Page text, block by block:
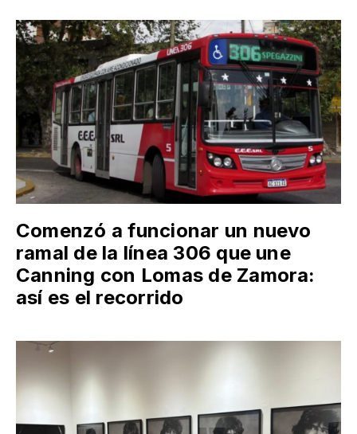
Comenzó a funcionar un nuevo
ramal de la línea 306 que une
Canning con Lomas de Zamora:
así es el recorrido